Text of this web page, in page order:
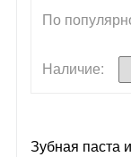
По
Наличие:
Зубная паста